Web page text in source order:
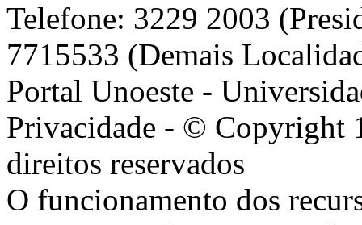
Telefone: 3229 2003
7715533 (Demais
Portal Unoeste -
Privacidade - © Copyright
direitos reservados
O funcionamento dos